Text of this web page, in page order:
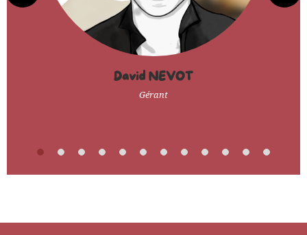
David NEVOT
Gérant